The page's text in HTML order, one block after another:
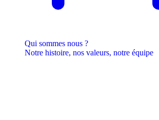
Qui sommes nous ?
Notre histoire, nos valeurs, notre équipe